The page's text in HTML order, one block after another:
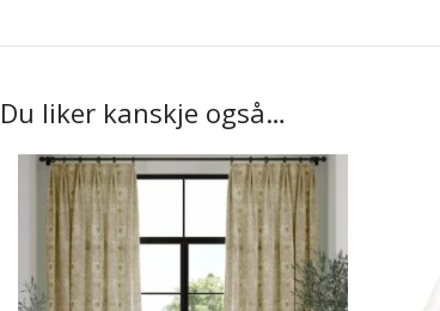
Du liker kanskje også…